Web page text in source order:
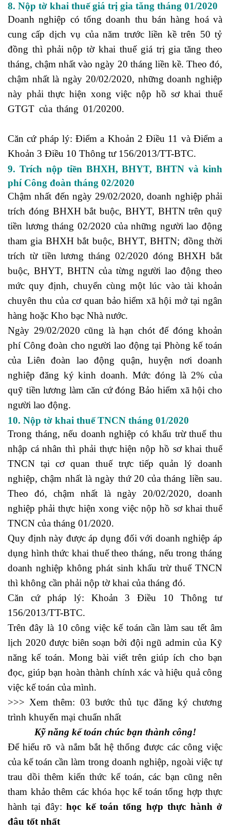
8. Nộp tờ khai thuế giá trị gia tăng tháng 01/2020
Doanh nghiệp có tổng doanh thu bán hàng hoá và
cung cấp dịch vụ của năm trước liền kề trên 50 tỷ
đồng thì phải nộp tờ khai thuế giá trị gia tăng theo
tháng, chậm nhất vào ngày 20 tháng liền kề. Theo đó,
chậm nhất là ngày 20/02/2020, những doanh nghiệp
này phải thực hiện xong việc nộp hồ sơ khai thuế
GTGT của tháng 01/20200.
Căn cứ pháp lý: Điểm a Khoản 2 Điều 11 và Điểm a
Khoản 3 Điều 10 Thông tư 156/2013/TT-BTC.
9. Trích nộp tiền BHXH, BHYT, BHTN và kinh
phí Công đoàn tháng 02/2020
Chậm nhất đến ngày 29/02/2020, doanh nghiệp phải
trích đóng BHXH bắt buộc, BHYT, BHTN trên quỹ
tiền lương tháng 02/2020 của những người lao động
tham gia BHXH bắt buộc, BHYT, BHTN; đồng thời
trích từ tiền lương tháng 02/2020 đóng BHXH bắt
buộc, BHYT, BHTN của từng người lao động theo
mức quy định, chuyển cùng một lúc vào tài khoản
chuyên thu của cơ quan bảo hiểm xã hội mở tại ngân
hàng hoặc Kho bạc Nhà nước.
Ngày 29/02/2020 cũng là hạn chót để đóng khoản
phí Công đoàn cho người lao động tại Phòng kế toán
của Liên đoàn lao động quận, huyện nơi doanh
nghiệp đăng ký kinh doanh. Mức đóng là 2% của
quỹ tiền lương làm căn cứ đóng Bảo hiểm xã hội cho
người lao động.
10. Nộp tờ khai thuế TNCN tháng 01/2020
Trong tháng, nếu doanh nghiệp có khấu trừ thuế thu
nhập cá nhân thì phải thực hiện nộp hồ sơ khai thuế
TNCN tại cơ quan thuế trực tiếp quản lý doanh
nghiệp, chậm nhất là ngày thứ 20 của tháng liền sau.
Theo đó, chậm nhất là ngày 20/02/2020, doanh
nghiệp phải thực hiện xong việc nộp hồ sơ khai thuế
TNCN của tháng 01/2020.
Quy định này được áp dụng đối với doanh nghiệp áp
dụng hình thức khai thuế theo tháng, nếu trong tháng
doanh nghiệp không phát sinh khấu trừ thuế TNCN
thì không cần phải nộp tờ khai của tháng đó.
Căn cứ pháp lý: Khoản 3 Điều 10 Thông tư
156/2013/TT-BTC.
Trên đây là 10 công việc kế toán cần làm sau tết âm
lịch 2020 được biên soạn bởi đội ngũ admin của Kỹ
năng kế toán. Mong bài viết trên giúp ích cho bạn
đọc, giúp bạn hoàn thành chính xác và hiệu quả công
việc kế toán của mình.
>>> Xem thêm: 03 bước thủ tục đăng ký chương
trình khuyến mại chuẩn nhất
Kỹ năng kế toán chúc bạn thành công!
Để hiểu rõ và nắm bắt hệ thống được các công việc
của kế toán cần làm trong doanh nghiệp, ngoài việc tự
trau dồi thêm kiến thức kế toán, các bạn cũng nên
tham khảo thêm các khóa học kế toán tổng hợp thực
hành tại đây:học kế toán tổng hợp thực hành ở
đâu tốt nhất